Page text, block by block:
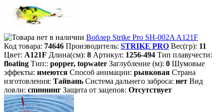
Воблер Strike Pro SH-002A A121F
Код товара: 74646 Производитель: STRIKE PRO Вес(гр): 11
Цвет: A121F Длина(см): 8 Артикул: 1256-494 Тип плавучести:
floating Тип:: popper, topwater Заглубление (м): 0 Шумовые
эффекты: имеются Способ анимации: рывковая Страна
изготовления: Тайвань Система дальнего заброса: нет Вид
ловли: спиннинг Защита от зацепов: Отсутствует